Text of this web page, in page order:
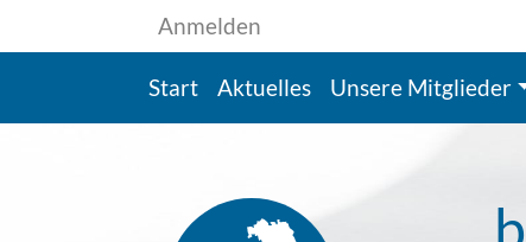
Direkt zum InhaltBenutzermenü
Anmelden
Hauptnavigation
Start Aktuelles Unsere Mitglieder
b